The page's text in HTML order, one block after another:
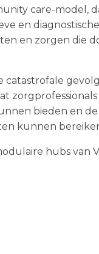
care-
en
en zorgen die
bieden en
kunnen
hubs van